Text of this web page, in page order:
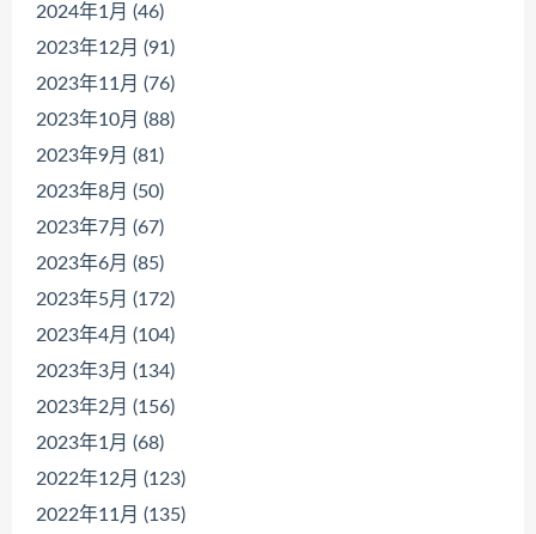
2024年1月 (46)
2023年12月 (91)
2023年11月 (76)
2023年10月 (88)
2023年9月 (81)
2023年8月 (50)
2023年7月 (67)
2023年6月 (85)
2023年5月 (172)
2023年4月 (104)
2023年3月 (134)
2023年2月 (156)
2023年1月 (68)
2022年12月 (123)
2022年11月 (135)